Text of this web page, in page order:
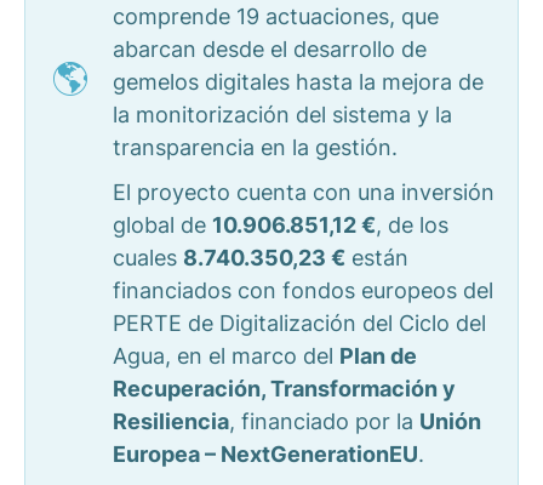
comprende 19 actuaciones, que
abarcan desde el desarrollo de
gemelos digitales hasta la mejora de
la monitorización del sistema y la
transparencia en la gestión.
El proyecto cuenta con una inversión
global de 10.906.851,12 €, de los
cuales 8.740.350,23 € están
financiados con fondos europeos del
PERTE de Digitalización del Ciclo del
Agua, en el marco del Plan de
Recuperación, Transformación y
Resiliencia, financiado por la Unión
Europea – NextGenerationEU.